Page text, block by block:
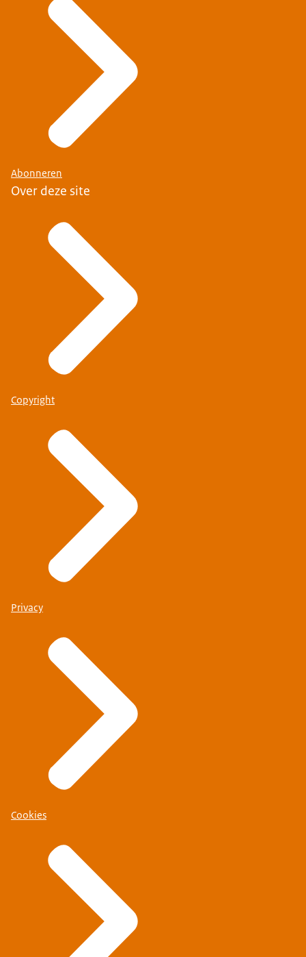
Abonneren
Over deze site
Copyright
Privacy
Cookies